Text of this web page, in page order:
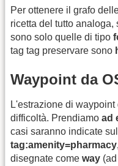
Per ottenere il grafo
ricetta del tutto analoga,
sono solo quelle di tipo
tag tag preservare sono
Waypoint da
L'estrazione di
difficoltà. Prendiamo ad
casi saranno indicate
tag:amenity=pharmacy
disegnate come way